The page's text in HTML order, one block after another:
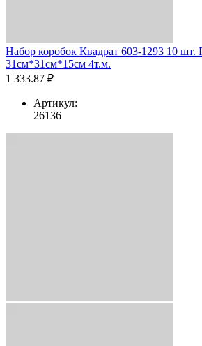
Набор коробок Квадрат 603-1293 10
31см*31см*15см 4т.м.
1 333.87 ₽
Артикул:
26136